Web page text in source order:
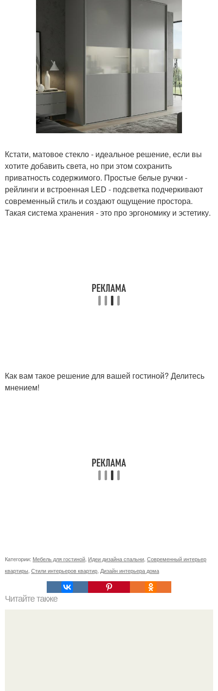
Кстати, матовое стекло - идеальное решение, если вы
хотите добавить света, но при этом сохранить
приватность содержимого. Простые белые ручки -
рейлинги и встроенная LED - подсветка подчеркивают
современный стиль и создают ощущение простора.
Такая система хранения - это про эргономику и эстетику.
Как вам такое решение для вашей гостиной? Делитесь
мнением!
Категории: Мебель для гостиной Идеи дизайна спальни Современный интерьер
квартиры Стили интерьеров квартир Дизайн интерьера дома
Читайте также